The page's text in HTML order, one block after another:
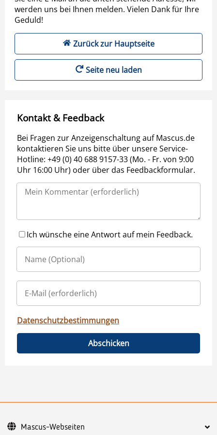
werden uns bei Ihnen melden. Vielen Dank für Ihre
Geduld!
Zurück zur Hauptseite
Seite neu laden
Kontakt & Feedback
Bei Fragen zur Anzeigenschaltung auf Mascus.de
kontaktieren Sie uns bitte über unsere Service-
Hotline: +49 (0) 40 688 9157-33 (Mo. - Fr. von 9:00
Uhr 16:00 Uhr) oder über das Feedbackformular.
Ich wünsche eine Antwort auf mein Feedback.
Datenschutzbestimmungen
Abschicken
Mascus-Webseiten